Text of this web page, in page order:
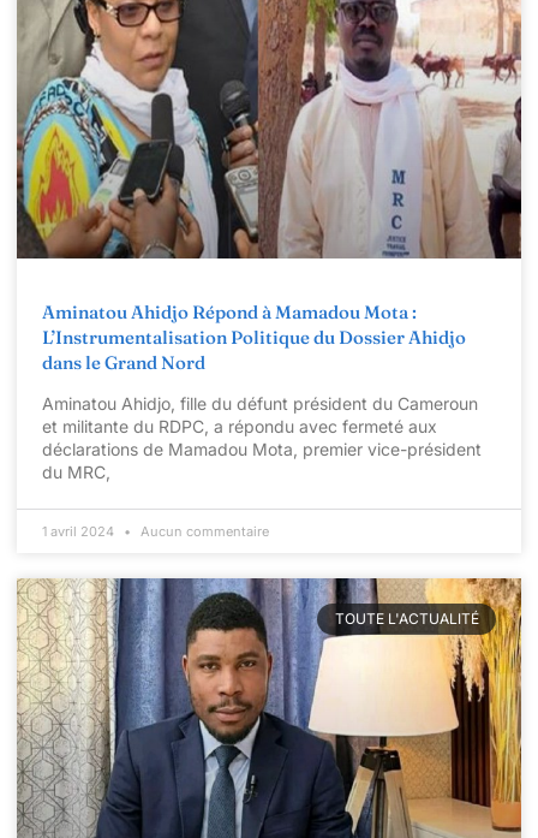
Aminatou Ahidjo Répond à Mamadou Mota :
L’Instrumentalisation Politique du Dossier Ahidjo
dans le Grand Nord
Aminatou Ahidjo, fille du défunt président du Cameroun
et militante du RDPC, a répondu avec fermeté aux
déclarations de Mamadou Mota, premier vice-président
du MRC,
1 avril 2024 Aucun commentaire
TOUTE L'ACTUALITÉ